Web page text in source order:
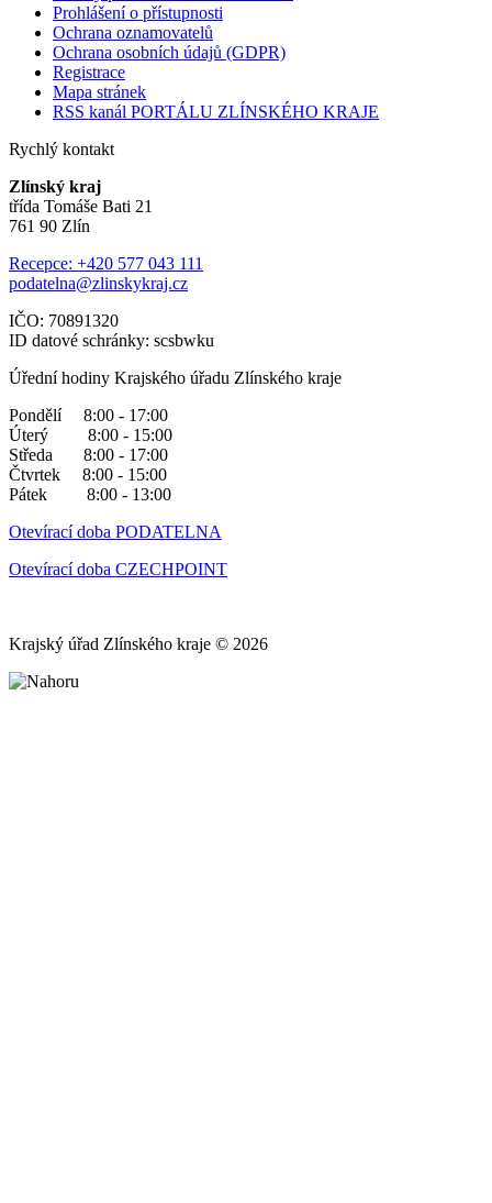
Prohlášení o přístupnosti
Ochrana oznamovatelů
Ochrana osobních údajů (GDPR)
Registrace
Mapa stránek
RSS kanál PORTÁLU ZLÍNSKÉHO KRAJE
Rychlý kontakt
Zlínský kraj
třída Tomáše Bati 21
761 90 Zlín
Recepce: +420 577 043 111
podatelna@zlinskykraj.cz
IČO: 70891320
ID datové schránky: scsbwku
Úřední hodiny Krajského úřadu Zlínského kraje
Pondělí 8:00 - 17:00
Úterý 8:00 - 15:00
Středa 8:00 - 17:00
Čtvrtek 8:00 - 15:00
Pátek 8:00 - 13:00
Otevírací doba PODATELNA
Otevírací doba CZECHPOINT
Krajský úřad Zlínského kraje © 2026